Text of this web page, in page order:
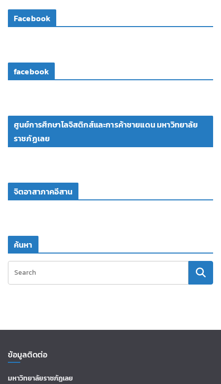
Facebook
facebook
ศูนย์การศึกษาโลจิสติกส์และการค้าชายแดน มหาวิทยาลัย
ราชภัฏเลย
จิตอาสาภาคอีสาน
ค้นหา
ข้อมูลติดต่อ
มหาวิทยาลัยราชภัฏเลย